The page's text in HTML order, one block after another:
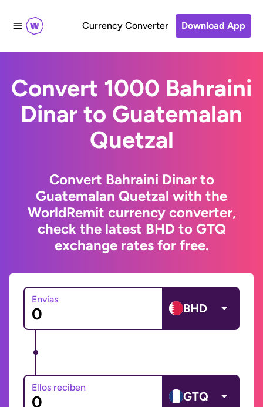
Currency Converter Download App
Convert 1000 Bahraini
Dinar to Guatemalan
Quetzal
Convert Bahraini Dinar to
Guatemalan Quetzal with the
WorldRemit currency converter,
check the latest BHD to GTQ
exchange rates for free.
Envías
BHD
Ellos reciben
GTQ